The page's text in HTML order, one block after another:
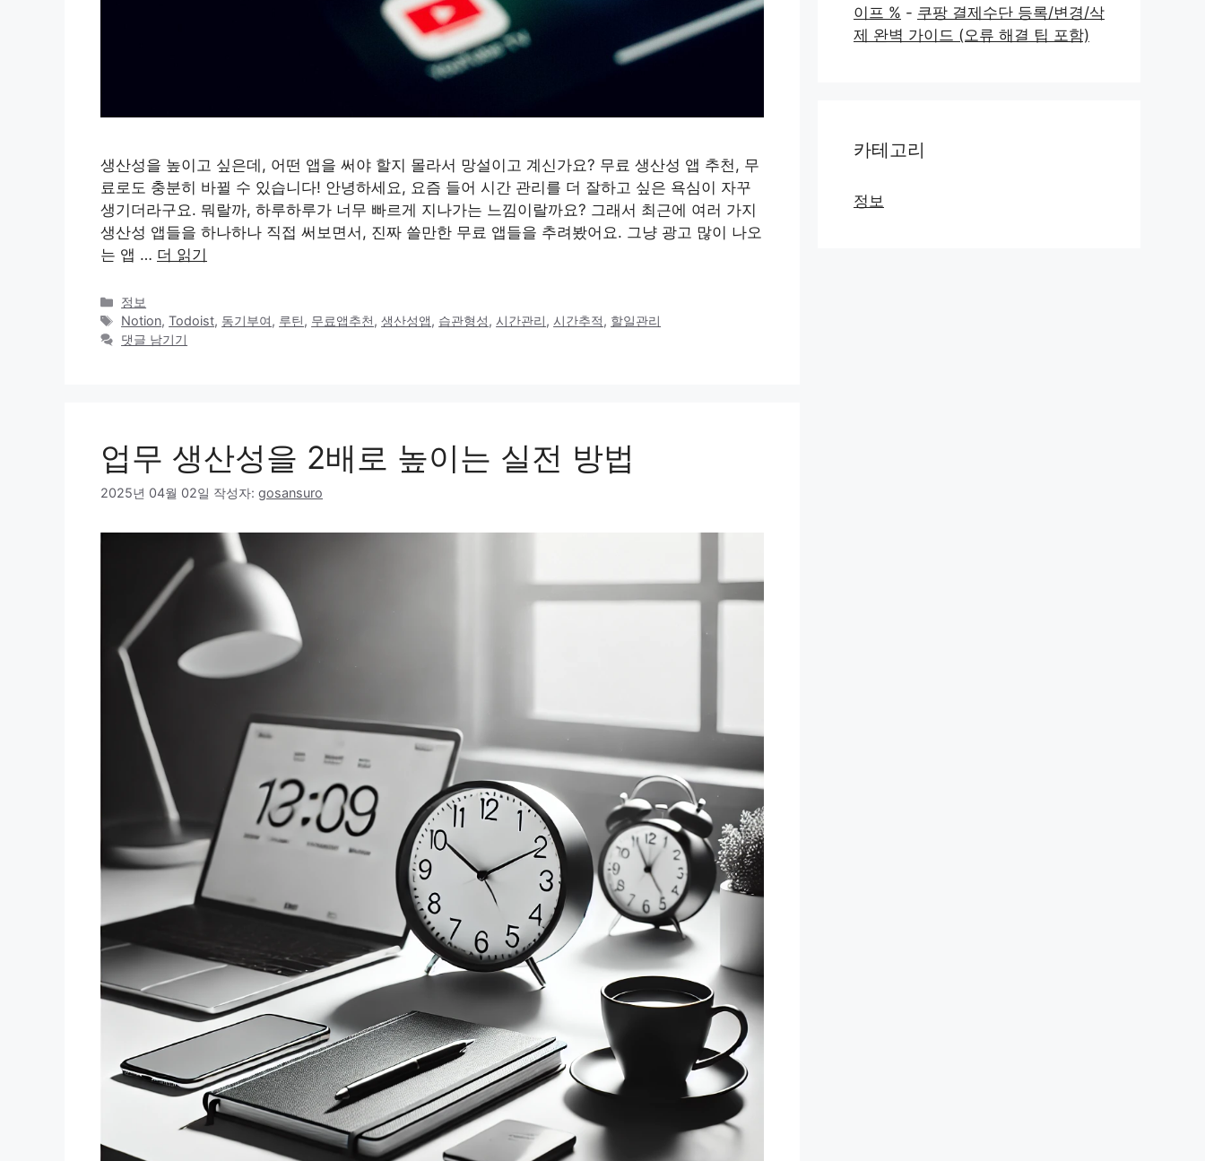
생산성을 높이고 싶은데, 어떤 앱을 써야 할지 몰라서 망설이고 계신가요? 무료 생산성 앱 추천, 무
료로도 충분히 바뀔 수 있습니다! 안녕하세요, 요즘 들어 시간 관리를 더 잘하고 싶은 욕심이 자꾸
생기더라구요. 뭐랄까, 하루하루가 너무 빠르게 지나가는 느낌이랄까요? 그래서 최근에 여러 가지
생산성 앱들을 하나하나 직접 써보면서, 진짜 쓸만한 무료 앱들을 추려봤어요. 그냥 광고 많이 나오
는 앱 … 더 읽기
카
테
고
정보
태
그
Notion,Todoist, 동기부여, 루틴, 무료앱추천,생산성앱, 습관형성,시간관리,시간추적, 할일관리
댓글 남기기
업무 생산성을 2배로 높이는 실전 방법
2025년 04월 02일 작성자: gosansuro
이프 % - 쿠팡 결제수단 등록/변경/삭
제 완벽 가이드 (오류 해결 팁 포함)
카테고리
정보